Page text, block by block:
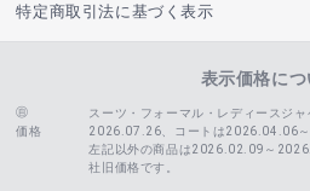
特定商取引法に基づく表示
表示価格につ
価格
スーツ・フォーマル・レディースジ
2026.07.26、コートは2026.04.06
左記以外の商品は2026.02.09～
社旧価格です。